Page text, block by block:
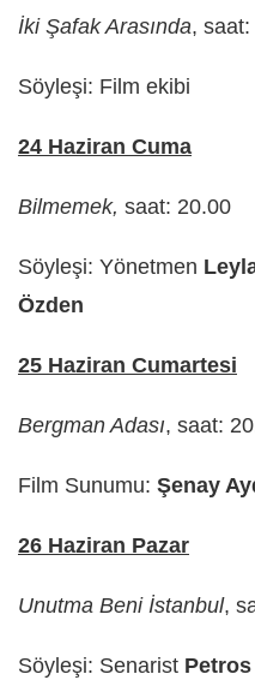
İki Şafak Arasında,
Söyleşi: Film ekibi
24 Haziran Cuma
Bilmemek, saat: 20.00
Söyleşi: Yönetmen
Özden
25 Haziran Cumartesi
Bergman Adası, saat:
Film Sunumu: Şenay
26 Haziran Pazar
Unutma Beni İstanbul,
Söyleşi: Senarist